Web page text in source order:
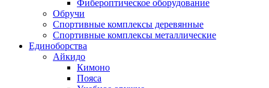
Фибероптическое оборудование
Обручи
Спортивные комплексы деревянные
Спортивные комплексы металлические
Единоборства
Айкидо
Кимоно
Пояса